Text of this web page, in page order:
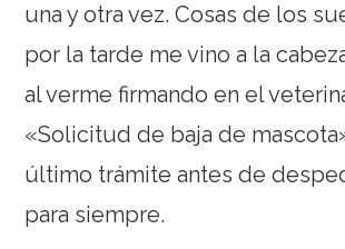
una y otra vez. Cosas de los
por la tarde me vino a la
al verme firmando en el
«Solicitud de baja de
último trámite antes de
para siempre.